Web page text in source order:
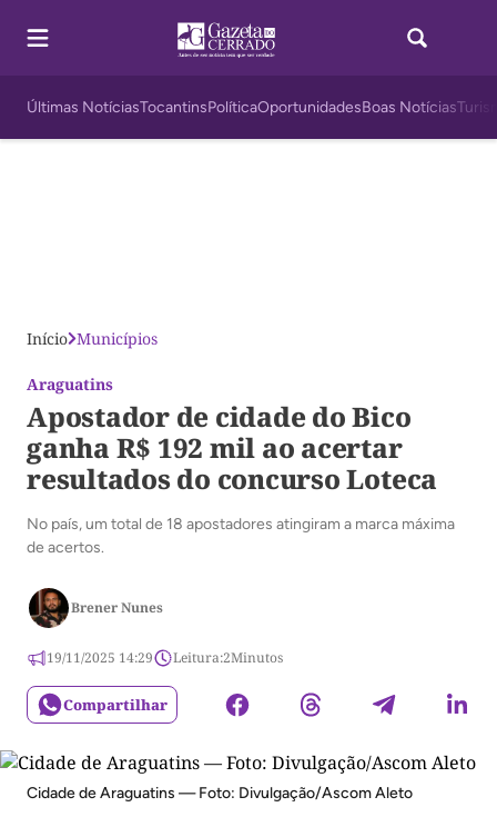
Últimas NotíciasTocantinsPolíticaOportunidadesBoas Notícias
Início Municípios
Araguatins
Apostador de cidade do Bico
ganha R$ 192 mil ao acertar
resultados do concurso Loteca
No país, um total de 18 apostadores atingiram a marca máxima
de acertos.
Brener Nunes
19/11/2025 14:29 Leitura:2Minutos
Compartilhar
Cidade de Araguatins — Foto: Divulgação/Ascom Aleto